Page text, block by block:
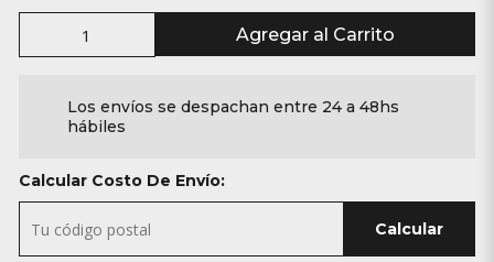
Agregar al Carrito
Los envíos se despachan entre 24 a 48hs
hábiles
Calcular Costo De Envío:
Calcular